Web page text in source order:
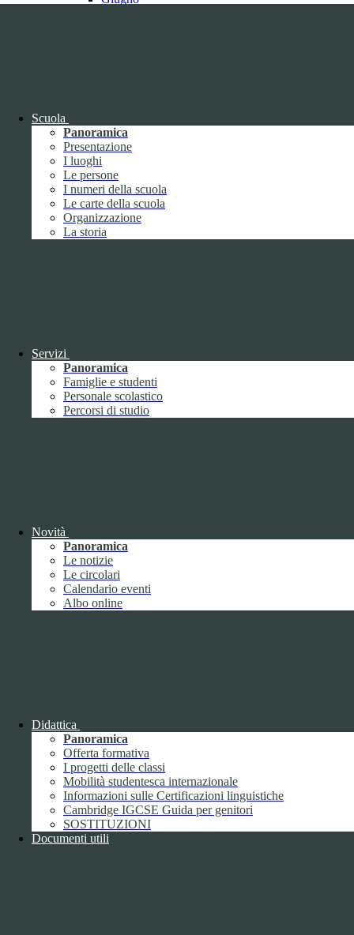
Scuola
Panoramica
Presentazione
I luoghi
Le persone
I numeri della scuola
Le carte della scuola
Organizzazione
La storia
Servizi
Panoramica
Famiglie e studenti
Personale scolastico
Percorsi di studio
Novità
Panoramica
Le notizie
Le circolari
Calendario eventi
Albo online
Didattica
Panoramica
Offerta formativa
I progetti delle classi
Mobilità studentesca internazionale
Informazioni sulle Certificazioni linguistiche
Cambridge IGCSE Guida per genitori
SOSTITUZIONI
Documenti utili
2020
Gennaio
Febbraio
Novembre
Dicembre1
Marzo
Aprile
Maggio
Giugno
1
Luglio
Agosto
2018
Gennaio
Febbraio
Marzo
Aprile